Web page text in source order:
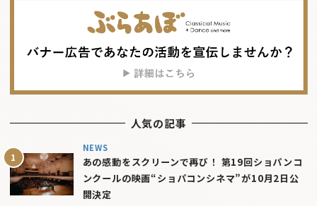
人気の記事
NEWS
あの感動をスクリーンで再び！ 第19回ショパンコ
ンクールの映画“ショパコンシネマ”が10月2日公
開決定